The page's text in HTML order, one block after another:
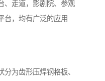
、走道，影剧院、参观
台，均有广泛的应用
为齿形压焊钢格板、